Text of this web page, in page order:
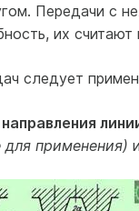
Передачи с
их
следует
для применения)